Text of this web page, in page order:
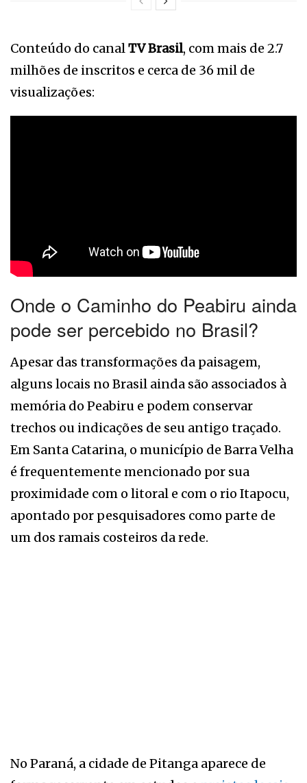
Conteúdo do canalTV Brasil, com mais de 2.7
milhões de inscritos e cerca de 36 mil de
visualizações:
Onde o Caminho do Peabiru ainda
pode ser percebido no Brasil?
Apesar das transformações da paisagem,
alguns locais no Brasil ainda são associados à
memória do Peabiru e podem conservar
trechos ou indicações de seu antigo traçado.
Em Santa Catarina, o município de Barra Velha
é frequentemente mencionado por sua
proximidade com o litoral e com o rio Itapocu,
apontado por pesquisadores como parte de
um dos ramais costeiros da rede.
No Paraná, a cidade de Pitanga aparece de